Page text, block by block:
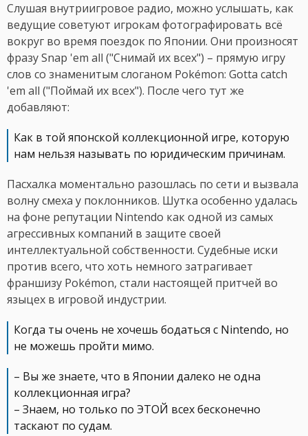
Слушая внутриигровое радио, можно услышать, как
ведущие советуют игрокам фотографировать всё
вокруг во время поездок по Японии. Они произносят
фразу Snap 'em all ("Снимай их всех") – прямую игру
слов со знаменитым слоганом Pokémon: Gotta catch
'em all ("Поймай их всех"). После чего тут же
добавляют:
Как в той японской коллекционной игре, которую
нам нельзя называть по юридическим причинам.
Пасхалка моментально разошлась по сети и вызвала
волну смеха у поклонников. Шутка особенно удалась
на фоне репутации Nintendo как одной из самых
агрессивных компаний в защите своей
интеллектуальной собственности. Судебные иски
против всего, что хоть немного затрагивает
франшизу Pokémon, стали настоящей притчей во
языцех в игровой индустрии.
Когда ты очень не хочешь бодаться с Nintendo, но
не можешь пройти мимо.
– Вы же знаете, что в Японии далеко не одна
коллекционная игра?
– Знаем, но только по ЭТОЙ всех бесконечно
таскают по судам.